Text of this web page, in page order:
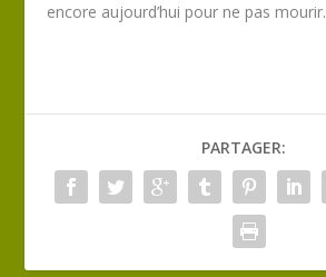
encore aujourd’hui pour ne pas mourir.
PARTAGER: